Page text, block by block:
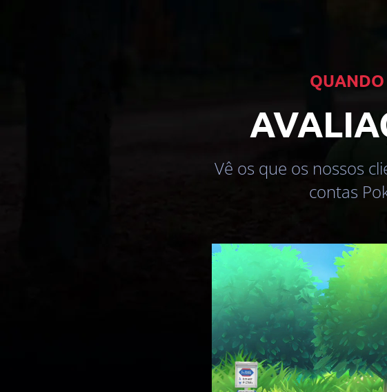
Vê os que os nossos
contas